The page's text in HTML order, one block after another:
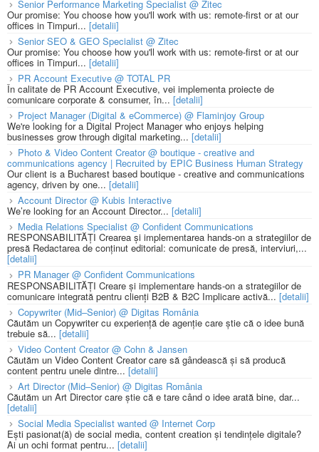
Senior Performance Marketing Specialist @ Zitec
Our promise: You choose how you'll work with us: remote-first or at our
offices in Timpuri... [detalii]
Senior SEO & GEO Specialist @ Zitec
Our promise: You choose how you'll work with us: remote-first or at our
offices in Timpuri... [detalii]
PR Account Executive @ TOTAL PR
În calitate de PR Account Executive, vei implementa proiecte de
comunicare corporate & consumer, în... [detalii]
Project Manager (Digital & eCommerce) @ Flaminjoy Group
We're looking for a Digital Project Manager who enjoys helping
businesses grow through digital marketing... [detalii]
Photo & Video Content Creator @ boutique - creative and
communications agency | Recruited by EPIC Business Human Strategy
Our client is a Bucharest based boutique - creative and communications
agency, driven by one... [detalii]
Account Director @ Kubis Interactive
We’re looking for an Account Director... [detalii]
Media Relations Specialist @ Confident Communications
RESPONSABILITĂȚI Crearea și implementarea hands-on a strategiilor de
presă Redactarea de conținut editorial: comunicate de presă, interviuri,...
[detalii]
PR Manager @ Confident Communications
RESPONSABILITĂȚI Creare și implementare hands-on a strategiilor de
comunicare integrată pentru clienți B2B & B2C Implicare activă... [detalii]
Copywriter (Mid–Senior) @ Digitas România
Căutăm un Copywriter cu experiență de agenție care știe că o idee bună
trebuie să... [detalii]
Video Content Creator @ Cohn & Jansen
Căutăm un Video Content Creator care să gândească și să producă
content pentru unele dintre... [detalii]
Art Director (Mid–Senior) @ Digitas România
Căutăm un Art Director care știe că e tare când o idee arată bine, dar...
[detalii]
Social Media Specialist wanted @ Internet Corp
Ești pasionat(ă) de social media, content creation și tendințele digitale?
Ai un ochi format pentru... [detalii]